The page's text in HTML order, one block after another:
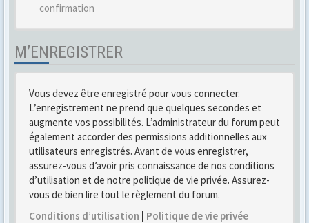
confirmation
M’ENREGISTRER
Vous devez être enregistré pour vous connecter.
L’enregistrement ne prend que quelques secondes et
augmente vos possibilités. L’administrateur du forum peut
également accorder des permissions additionnelles aux
utilisateurs enregistrés. Avant de vous enregistrer,
assurez-vous d’avoir pris connaissance de nos conditions
d’utilisation et de notre politique de vie privée. Assurez-
vous de bien lire tout le règlement du forum.
Conditions d’utilisation | Politique de vie privée